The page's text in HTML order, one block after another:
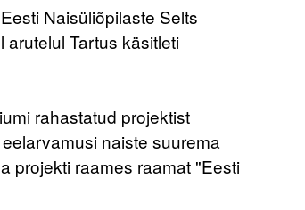
Naisüliõpilaste Selts
Tartus käsitleti
rahastatud projektist
naiste suurema
projekti raames raamat "Eesti